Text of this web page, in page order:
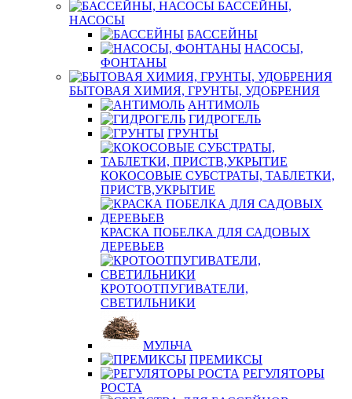
БАССЕЙНЫ,
НАСОСЫ
БАССЕЙНЫ
НАСОСЫ,
ФОНТАНЫ
БЫТОВАЯ ХИМИЯ, ГРУНТЫ, УДОБРЕНИЯ
АНТИМОЛЬ
ГИДРОГЕЛЬ
ГРУНТЫ
КОКОСОВЫЕ СУБСТРАТЫ, ТАБЛЕТКИ,
ПРИСТВ,УКРЫТИЕ
КРАСКА ПОБЕЛКА ДЛЯ САДОВЫХ
ДЕРЕВЬЕВ
КРОТООТПУГИВАТЕЛИ,
СВЕТИЛЬНИКИ
МУЛЬЧА
ПРЕМИКСЫ
РЕГУЛЯТОРЫ
РОСТА